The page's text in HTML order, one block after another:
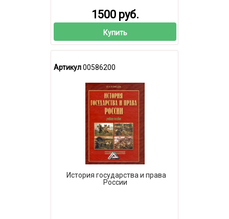
1500 руб.
Купить
Артикул00586200
История государства и права
России